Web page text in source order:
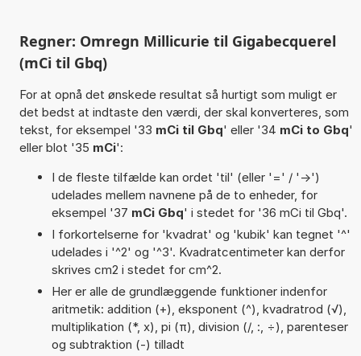
Regner: Omregn Millicurie til Gigabecquerel
(mCi til Gbq)
For at opnå det ønskede resultat så hurtigt som muligt er
det bedst at indtaste den værdi, der skal konverteres, som
tekst, for eksempel '33 mCi til Gbq' eller '34 mCi to Gbq'
eller blot '35 mCi':
I de fleste tilfælde kan ordet 'til' (eller '=' / '->')
udelades mellem navnene på de to enheder, for
eksempel '37 mCi Gbq' i stedet for '36 mCi til Gbq'.
I forkortelserne for 'kvadrat' og 'kubik' kan tegnet '^'
udelades i '^2' og '^3'. Kvadratcentimeter kan derfor
skrives cm2 i stedet for cm^2.
Her er alle de grundlæggende funktioner indenfor
aritmetik: addition (+), eksponent (^), kvadratrod (√),
multiplikation (*, x), pi (π), division (/, :, ÷), parenteser
og subtraktion (-) tilladt